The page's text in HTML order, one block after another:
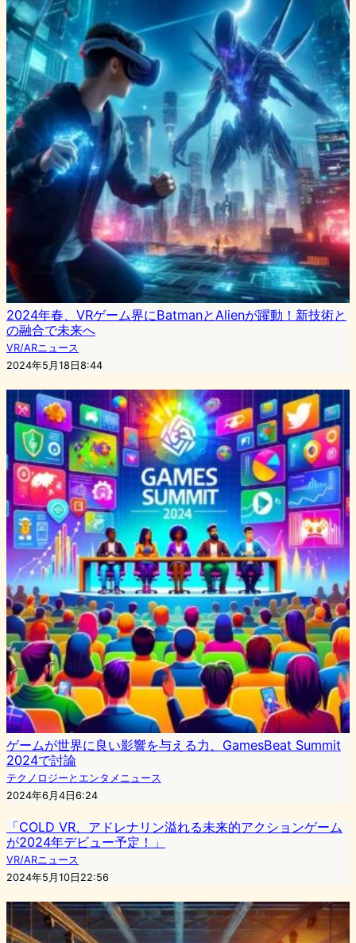
2024年春、VRゲーム界にBatmanとAlienが躍動！新技術と
の融合で未来へ
VR/ARニュース
2024年5月18日8:44
ゲームが世界に良い影響を与える力、GamesBeat Summit
2024で討論
テクノロジーとエンタメニュース
2024年6月4日6:24
「COLD VR、アドレナリン溢れる未来的アクションゲーム
が2024年デビュー予定！」
VR/ARニュース
2024年5月10日22:56